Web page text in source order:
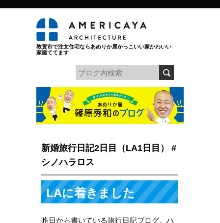
敦賀市で注文住宅ならあめりか屋かっこいい家かわいい
家建ててます
新婚旅行日記2日目（LA1日目） #
シノハラロス
LAに着きました
昨日から書いている旅行日記ブログ。ハ